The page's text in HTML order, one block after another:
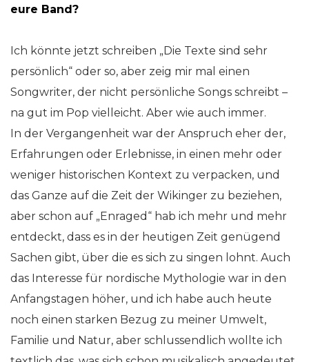
eure Band?
Ich könnte jetzt schreiben „Die Texte sind sehr
persönlich“ oder so, aber zeig mir mal einen
Songwriter, der nicht persönliche Songs schreibt –
na gut im Pop vielleicht. Aber wie auch immer.
In der Vergangenheit war der Anspruch eher der,
Erfahrungen oder Erlebnisse, in einen mehr oder
weniger historischen Kontext zu verpacken, und
das Ganze auf die Zeit der Wikinger zu beziehen,
aber schon auf „Enraged“ hab ich mehr und mehr
entdeckt, dass es in der heutigen Zeit genügend
Sachen gibt, über die es sich zu singen lohnt. Auch
das Interesse für nordische Mythologie war in den
Anfangstagen höher, und ich habe auch heute
noch einen starken Bezug zu meiner Umwelt,
Familie und Natur, aber schlussendlich wollte ich